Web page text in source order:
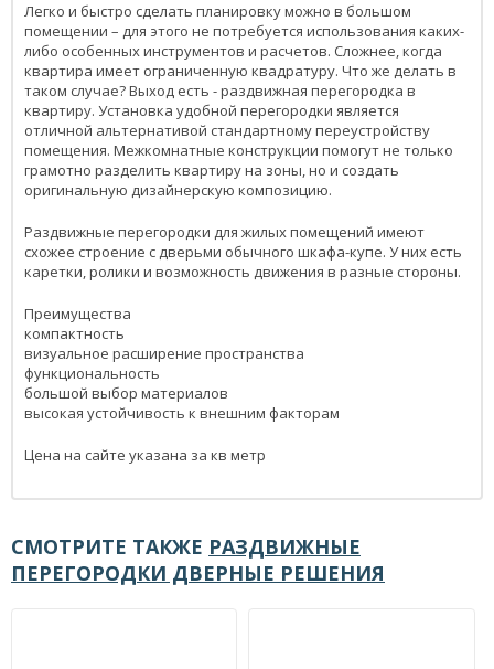
Легко и быстро сделать планировку можно в большом
помещении – для этого не потребуется использования каких-
либо особенных инструментов и расчетов. Сложнее, когда
квартира имеет ограниченную квадратуру. Что же делать в
таком случае? Выход есть - раздвижная перегородка в
квартиру. Установка удобной перегородки является
отличной альтернативой стандартному переустройству
помещения. Межкомнатные конструкции помогут не только
грамотно разделить квартиру на зоны, но и создать
оригинальную дизайнерскую композицию.
Раздвижные перегородки для жилых помещений имеют
схожее строение с дверьми обычного шкафа-купе. У них есть
каретки, ролики и возможность движения в разные стороны.
Преимущества
компактность
визуальное расширение пространства
функциональность
большой выбор материалов
высокая устойчивость к внешним факторам
Цена на сайте указана за кв метр
СМОТРИТЕ ТАКЖЕ РАЗДВИЖНЫЕ
ПЕРЕГОРОДКИ ДВЕРНЫЕ РЕШЕНИЯ